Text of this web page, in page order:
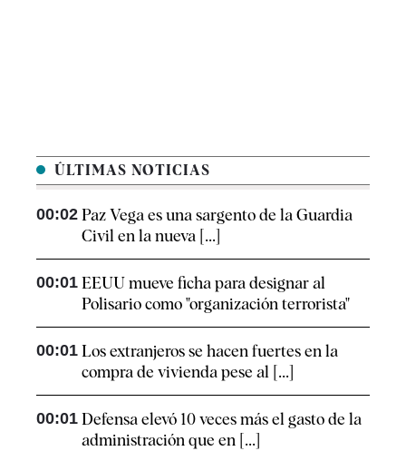
ÚLTIMAS NOTICIAS
00:02 Paz Vega es una sargento de la Guardia
Civil en la nueva [...]
00:01 EEUU mueve ficha para designar al
Polisario como "organización terrorista"
00:01 Los extranjeros se hacen fuertes en la
compra de vivienda pese al [...]
00:01 Defensa elevó 10 veces más el gasto de la
administración que en [...]